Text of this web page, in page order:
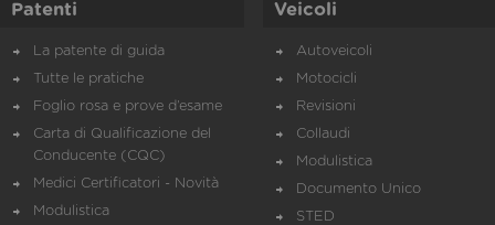
Patenti
La patente di guida
Tutte le pratiche
Foglio rosa e prove d’esame
Carta di Qualificazione del
Conducente (CQC)
Medici Certificatori - Novità
Modulistica
Veicoli
Autoveicoli
Motocicli
Revisioni
Collaudi
Modulistica
Documento Unico
STED